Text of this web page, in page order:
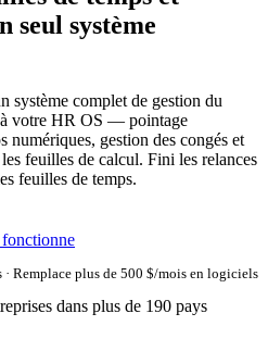
seul système
système complet de gestion du
à votre HR OS — pointage
numériques, gestion des congés et
feuilles de calcul. Fini les relances
feuilles de temps.
Remplace plus de 500 $/mois en logiciels
dans plus de 190 pays